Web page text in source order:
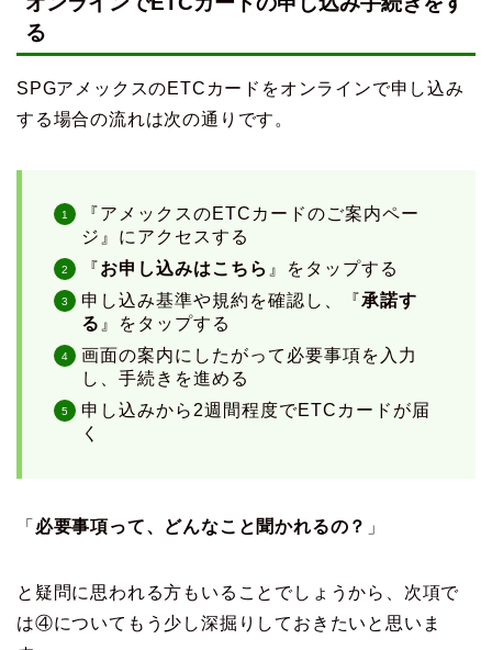
る
SPGアメックスのETCカードをオンラインで申し込み
する場合の流れは次の通りです。
『アメックスのETCカードのご案内ペー
ジ』にアクセスする
『お申し込みはこちら 』をタップする
申し込み基準や規約を確認し、『承諾す
る 』をタップする
画面の案内にしたがって必要事項を入力
し、手続きを進める
申し込みから2週間程度でETCカードが届
く
「 必要事項って、どんなこと聞かれるの？ 」
と疑問に思われる方もいることでしょうから、次項で
は④についてもう少し深掘りしておきたいと思いま